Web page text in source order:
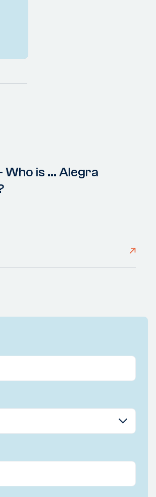
Who is ... Alegra